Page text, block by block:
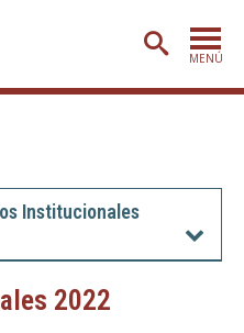
MENÚ
Institucionales
2022